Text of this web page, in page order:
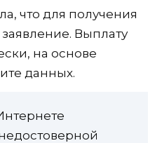
что для получения
Выплату
на основе
данных.